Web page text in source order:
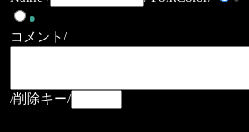
●
コメント/
/削除キー/